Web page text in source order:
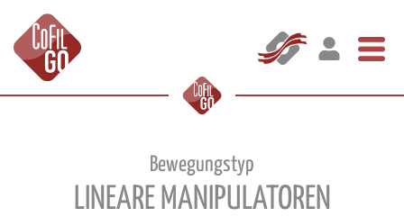
Bewegungstyp
LINEARE MANIPULATOREN